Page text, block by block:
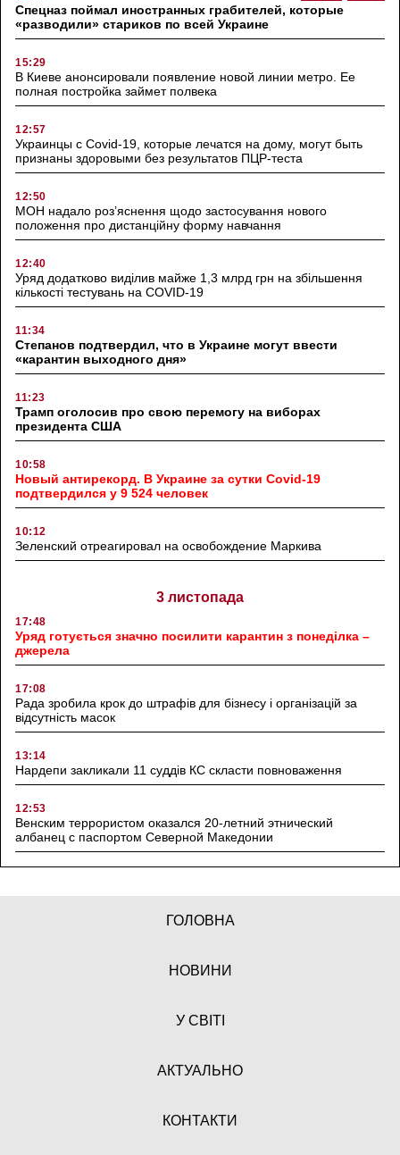
Спецназ поймал иностранных грабителей, которые
«разводили» стариков по всей Украине
15:29
В Киеве анонсировали появление новой линии метро. Ее
полная постройка займет полвека
12:57
Украинцы с Covid-19, которые лечатся на дому, могут быть
признаны здоровыми без результатов ПЦР-теста
12:50
МОН надало роз’яснення щодо застосування нового
положення про дистанційну форму навчання
12:40
Уряд додатково виділив майже 1,3 млрд грн на збільшення
кількості тестувань на COVID-19
11:34
Степанов подтвердил, что в Украине могут ввести
«карантин выходного дня»
11:23
Трамп оголосив про свою перемогу на виборах
президента США
10:58
Новый антирекорд. В Украине за сутки Covid-19
подтвердился у 9 524 человек
10:12
Зеленский отреагировал на освобождение Маркива
3 листопада
17:48
Уряд готується значно посилити карантин з понеділка –
джерела
17:08
Рада зробила крок до штрафів для бізнесу і організацій за
відсутність масок
13:14
Нардепи закликали 11 суддів КС скласти повноваження
12:53
Венским террористом оказался 20-летний этнический
албанец с паспортом Северной Македонии
ГОЛОВНА
НОВИНИ
У СВІТІ
АКТУАЛЬНО
КОНТАКТИ